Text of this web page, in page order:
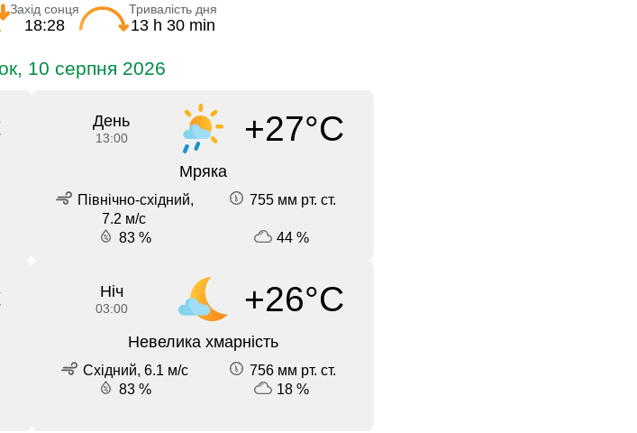
Захід сонця
18:28
Тривалість дня
13 h 30 min
10 серпня 2026
День
13:00 +27°C
Мряка
Північно-східний,
7.2 м/с
755 мм рт. ст.
83 % 44 %
Ніч
03:00 +26°C
Невелика хмарність
Східний, 6.1 м/с
756 мм рт. ст.
83 %
18 %